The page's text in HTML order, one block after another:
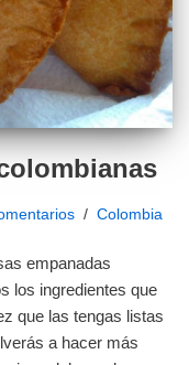
Colombia
empanadas
los ingredientes que
que las tengas listas
a hacer más